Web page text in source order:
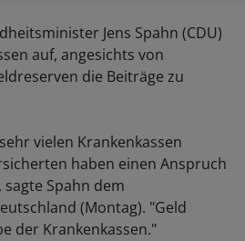
Jens Spahn (CDU)
auf, angesichts von
die Beiträge zu
vielen Krankenkassen
haben einen Anspruch
Spahn dem
(Montag). "Geld
der Krankenkassen."